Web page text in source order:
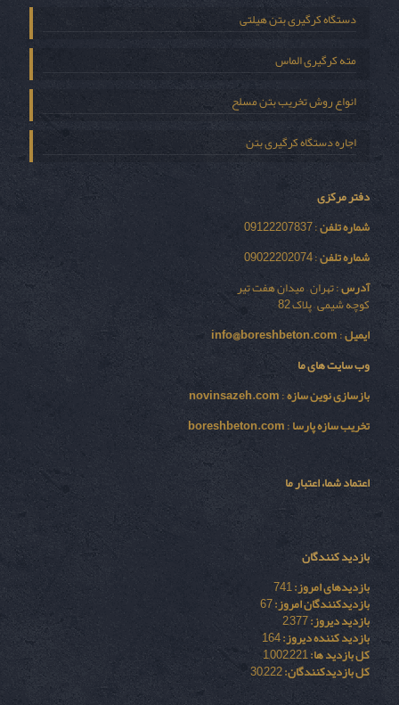
دستگاه کرگیری بتن هیلتی
مته کرگیری الماس
انواع روش تخریب بتن مسلح
اجاره دستگاه کرگیری بتن
دفتر مرکزی
شماره تلفن: 09122207837
شماره تلفن: 09022202074
آدرس: تهران – میدان هفت تیر
کوچه شیمی – پلاک 82
ایمیل:
info@boreshbeton.com
وب سایت های ما
بازسازی نوين سازه:
novinsazeh.com
تخریب سازه پارسا:
boreshbeton.com
اعتماد شما، اعتبار ما
بازدید کنندگان
بازدیدهای امروز:741
بازدیدکنندگان امروز:67
بازدید دیروز:2,377
بازدید کننده دیروز:164
کل بازدید ها:1,002,221
کل بازدیدکنند‌گان:30,222